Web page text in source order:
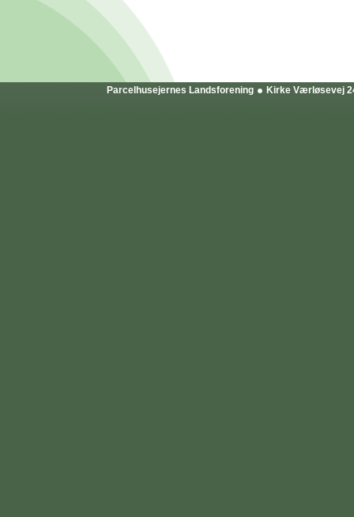
Parcelhusejernes Landsforening Kirke Værløsevej